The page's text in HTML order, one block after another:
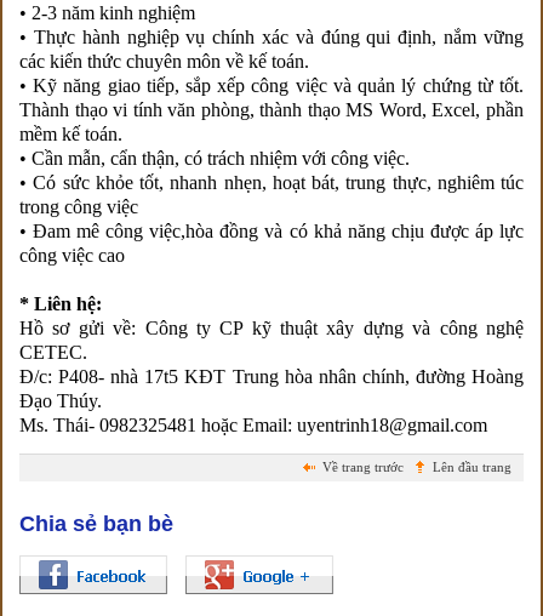
• 2-3 năm kinh nghiệm
• Thực hành nghiệp vụ chính xác và đúng qui định, nắm vững
các kiến thức chuyên môn về kế toán.
• Kỹ năng giao tiếp, sắp xếp công việc và quản lý chứng từ tốt.
Thành thạo vi tính văn phòng, thành thạo MS Word, Excel, phần
mềm kế toán.
• Cần mẫn, cẩn thận, có trách nhiệm với công việc.
• Có sức khỏe tốt, nhanh nhẹn, hoạt bát, trung thực, nghiêm túc
trong công việc
• Đam mê công việc,hòa đồng và có khả năng chịu được áp lực
công việc cao
* Liên hệ:
Hồ sơ gửi về: Công ty CP kỹ thuật xây dựng và công nghệ
CETEC.
Đ/c: P408- nhà 17t5 KĐT Trung hòa nhân chính, đường Hoàng
Đạo Thúy.
Ms. Thái- 0982325481 hoặc Email: uyentrinh18@gmail.com
Lên đầu trang
Về trang trước
Chia sẻ bạn bè